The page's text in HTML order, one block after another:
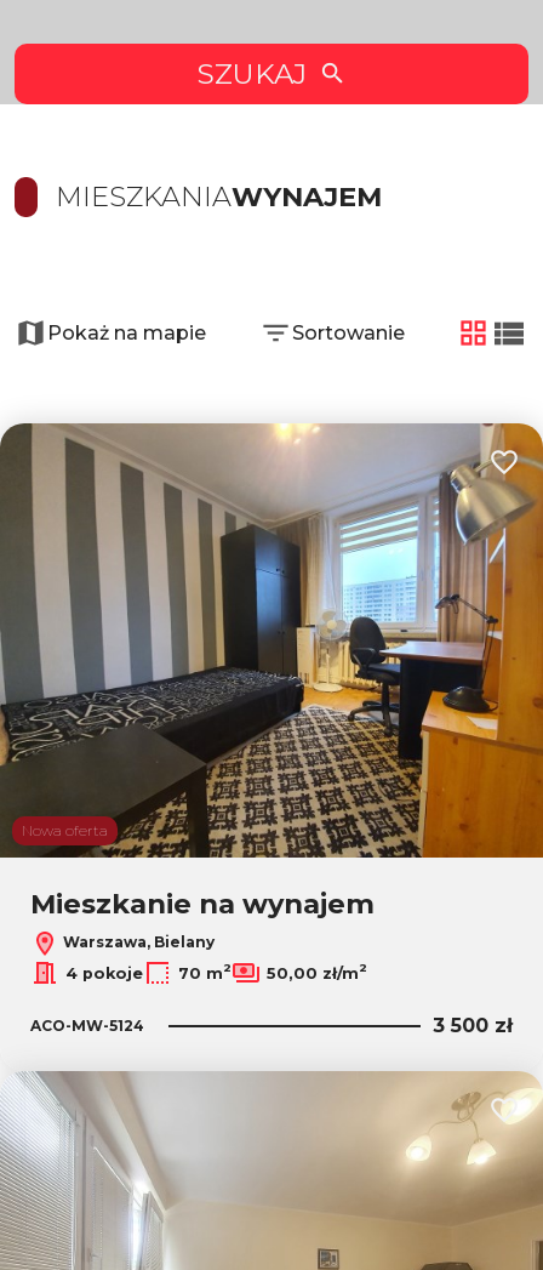
SZUKAJ
MIESZKANIAWYNAJEM
−
Leaflet|© OpenMapTiles© OpenStreetMap contributors
Pokaż na mapie Sortowanie
tabela
Nowa oferta
Mieszkanie na wynajem
Warszawa, Bielany
4 pokoje
70 m2 50,00 zł/m2
ACO-MW-5124 3 500 zł